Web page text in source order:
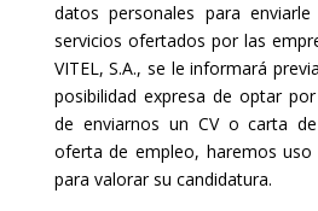
datos personales para
servicios ofertados por las
VITEL, S.A., se le informará
posibilidad expresa de optar
de enviarnos un CV o carta
oferta de empleo, haremos
para valorar su candidatura.